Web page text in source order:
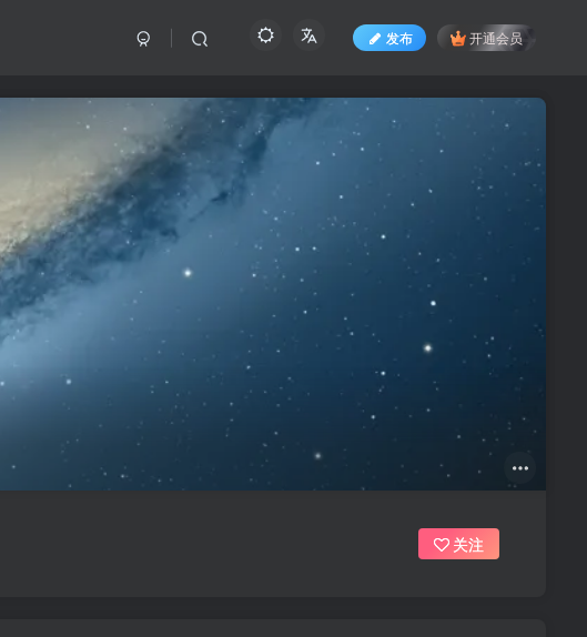
发布 开通会员
关注